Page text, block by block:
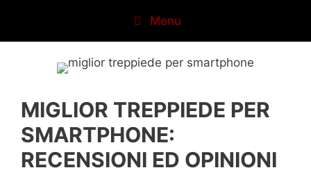
contenuto
Menu
MIGLIOR TREPPIEDE PER
SMARTPHONE:
RECENSIONI ED OPINIONI